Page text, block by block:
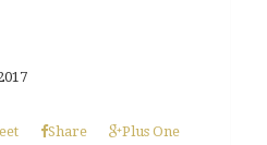
Share Plus One